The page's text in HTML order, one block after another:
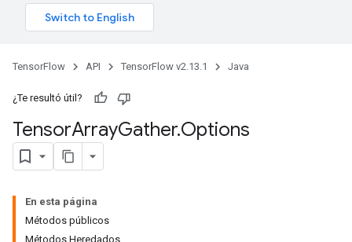
TensorFlow API TensorFlow v2.13.1 Java
¿Te resultó útil?
TensorArrayGather.Options
En esta página
Métodos públicos
Métodos Heredados